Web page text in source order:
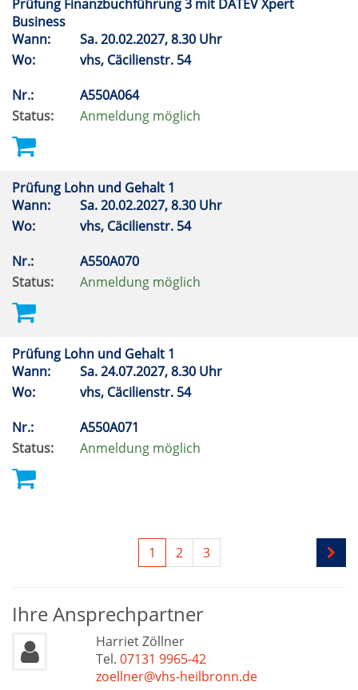
Prüfung Finanzbuchführung 3 mit DATEV Xpert
Business
Wann:
Sa.20.02.2027, 8.30 Uhr
Wo:
vhs, Cäcilienstr. 54
Nr.:
A550A064
Status:
Anmeldung möglich
Prüfung Lohn und Gehalt 1
Wann:
Sa.20.02.2027, 8.30 Uhr
Wo:
vhs, Cäcilienstr. 54
Nr.:
A550A070
Status:
Anmeldung möglich
Prüfung Lohn und Gehalt 1
Wann:
Sa.24.07.2027, 8.30 Uhr
Wo:
vhs, Cäcilienstr. 54
Nr.:
A550A071
Status:
Anmeldung möglich
1 2 3
Ihre Ansprechpartner
Harriet Zöllner
Tel. 07131 9965-42
zoellner@vhs-heilbronn.de